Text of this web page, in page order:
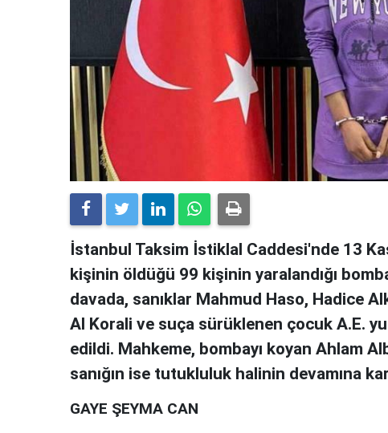
İstanbul Taksim İstiklal Caddesi'nde 13
kişinin öldüğü 99 kişinin yaralandığı
davada, sanıklar Mahmud Haso, Hadice
Al Korali ve suça sürüklenen çocuk A.E.
edildi. Mahkeme, bombayı koyan Ahlam
sanığın ise tutukluluk halinin devamına
GAYE ŞEYMA CAN